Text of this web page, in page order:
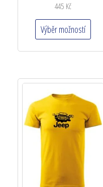
445 Kč
Výběr možností